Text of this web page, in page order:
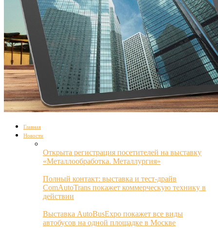
Главная
Новости
Открыта регистрация посетителей на выставку
«Металлообработка. Металлургия»
Полный контакт: выставка и тест-драйв
ComAutoTrans покажет коммерческую технику в
действии
Выставка AutoBusExpo покажет все виды
автобусов на одной площадке в Москве